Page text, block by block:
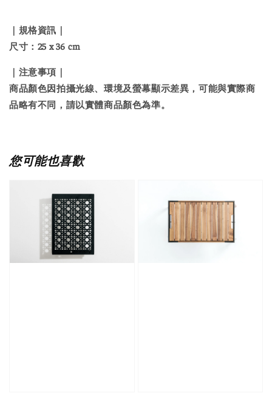
｜規格資訊｜
尺寸：25 x 36 cm
｜注意事項｜
商品顏色因拍攝光線、環境及螢幕顯示差異，可能與實際商
品略有不同，請以實體商品顏色為準。
您可能也喜歡